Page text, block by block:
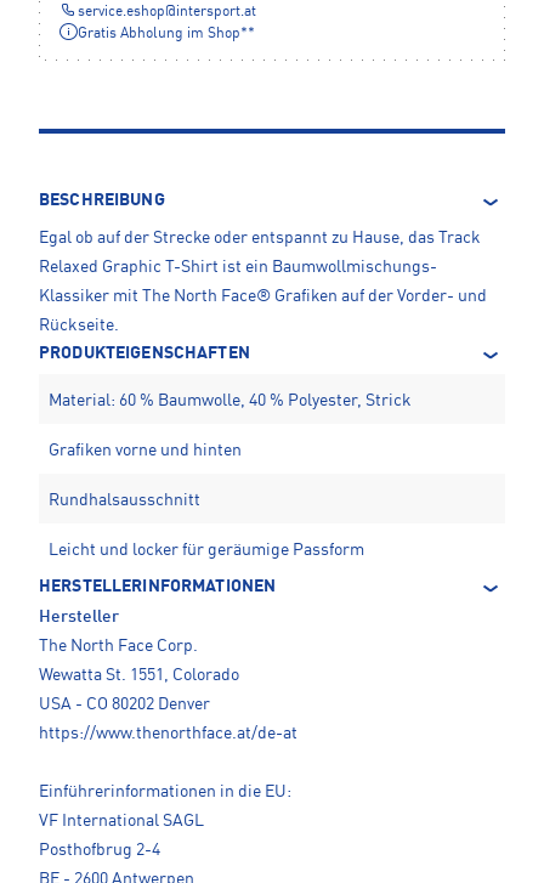
service.eshop@intersport.at
Gratis Abholung im Shop**
BESCHREIBUNG
Egal ob auf der Strecke oder entspannt zu Hause, das Track
Relaxed Graphic T-Shirt ist ein Baumwollmischungs-
Klassiker mit The North Face® Grafiken auf der Vorder- und
Rückseite.
PRODUKTEIGENSCHAFTEN
Material: 60 % Baumwolle, 40 % Polyester, Strick
Grafiken vorne und hinten
Rundhalsausschnitt
Leicht und locker für geräumige Passform
HERSTELLERINFORMATIONEN
Hersteller
The North Face Corp.
Wewatta St. 1551, Colorado
USA - CO 80202 Denver
https://www.thenorthface.at/de-at
Einführerinformationen in die EU:
VF International SAGL
Posthofbrug 2-4
BE - 2600 Antwerpen